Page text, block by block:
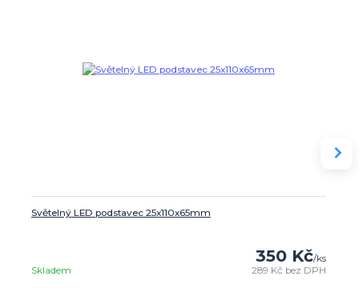
Světelný LED podstavec 25x110x65mm
350 Kč/ks
289 Kč bez DPH
Skladem